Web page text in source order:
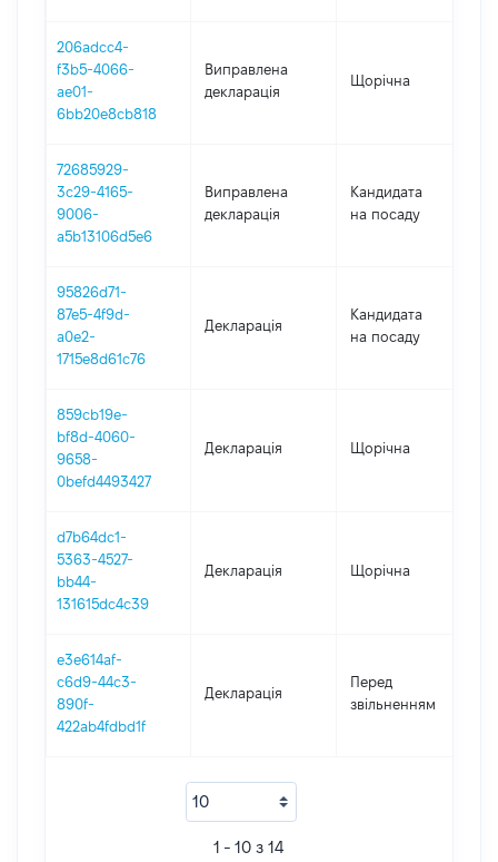
206adcc4-
f3b5-4066-
ae01-
6bb20e8cb818
Виправлена
декларація
Щорічна
72685929-
3c29-4165-
9006-
a5b13106d5e6
Виправлена
декларація
Кандидата
на посаду
95826d71-
87e5-4f9d-
a0e2-
1715e8d61c76
Декларація
Кандидата
на посаду
859cb19e-
bf8d-4060-
9658-
0befd4493427
Декларація Щорічна
d7b64dc1-
5363-4527-
bb44-
131615dc4c39
Декларація Щорічна
e3e614af-
c6d9-44c3-
890f-
422ab4fdbd1f
Декларація
Перед
звільненням
1 - 10 з 14